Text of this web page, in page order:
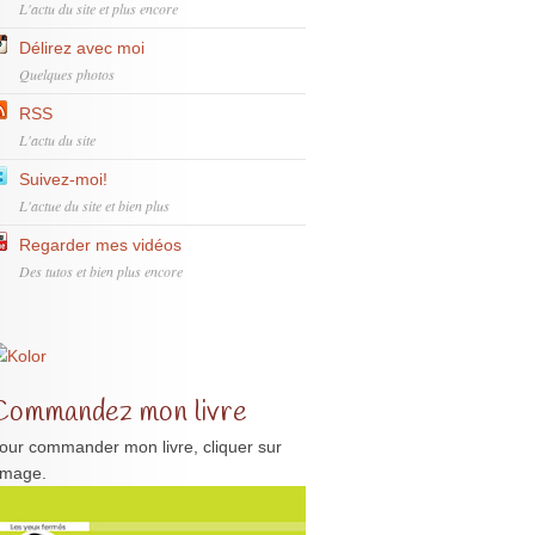
L'actu du site et plus encore
Délirez avec moi
Quelques photos
RSS
L'actu du site
Suivez-moi!
L'actue du site et bien plus
Regarder mes vidéos
Des tutos et bien plus encore
mon livre
commander mon livre, cliquer sur